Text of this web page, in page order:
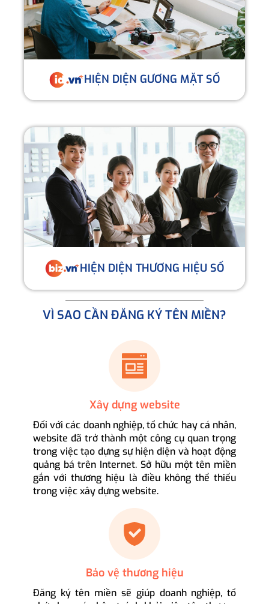
HIỆN DIỆN GƯƠNG MẶT SỐ
HIỆN DIỆN THƯƠNG HIỆU SỐ
VÌ SAO CẦN ĐĂNG KÝ TÊN MIỀN?
Xây dựng website
Đối với các doanh nghiệp, tổ chức hay cá nhân,
website đã trở thành một công cụ quan trọng
trong việc tạo dựng sự hiện diện và hoạt động
quảng bá trên Internet. Sở hữu một tên miền
gắn với thương hiệu là điều không thể thiếu
trong việc xây dựng website.
Bảo vệ thương hiệu
Đăng ký tên miền sẽ giúp doanh nghiệp, tổ